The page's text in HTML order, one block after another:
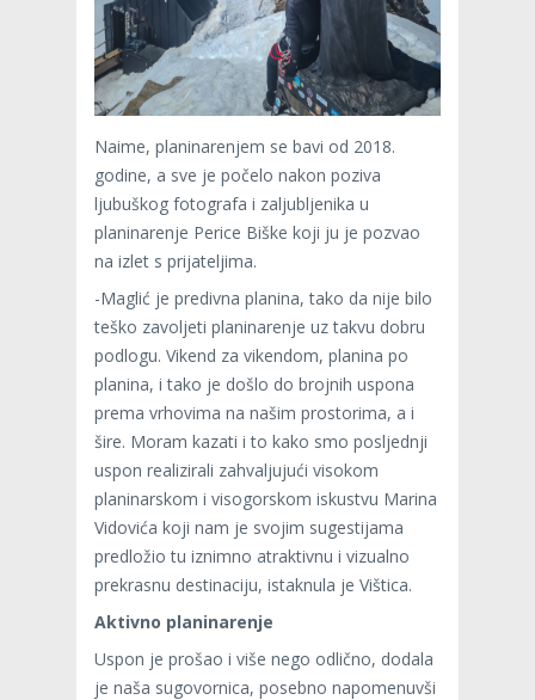
Naime, planinarenjem se bavi od 2018.
godine, a sve je počelo nakon poziva
ljubuškog fotografa i zaljubljenika u
planinarenje Perice Biške koji ju je pozvao
na izlet s prijateljima.
-Maglić je predivna planina, tako da nije bilo
teško zavoljeti planinarenje uz takvu dobru
podlogu. Vikend za vikendom, planina po
planina, i tako je došlo do brojnih uspona
prema vrhovima na našim prostorima, a i
šire. Moram kazati i to kako smo posljednji
uspon realizirali zahvaljujući visokom
planinarskom i visogorskom iskustvu Marina
Vidovića koji nam je svojim sugestijama
predložio tu iznimno atraktivnu i vizualno
prekrasnu destinaciju, istaknula je Vištica.
Aktivno planinarenje
Uspon je prošao i više nego odlično, dodala
je naša sugovornica, posebno napomenuvši